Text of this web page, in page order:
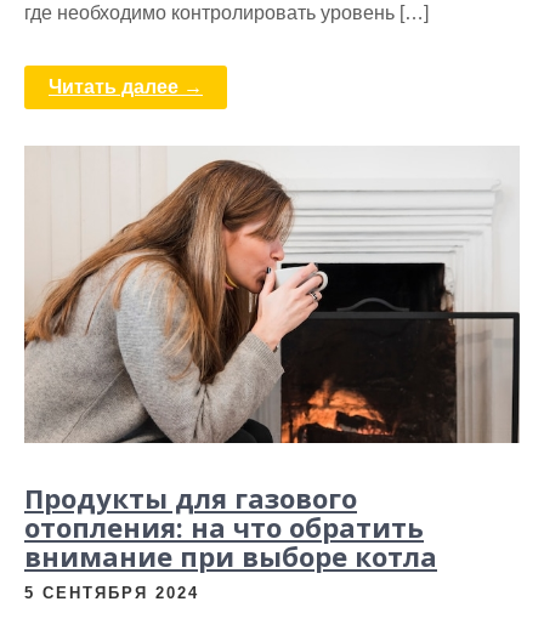
где необходимо контролировать уровень […]
Читать далее →
Продукты для газового
отопления: на что обратить
внимание при выборе котла
5 СЕНТЯБРЯ 2024